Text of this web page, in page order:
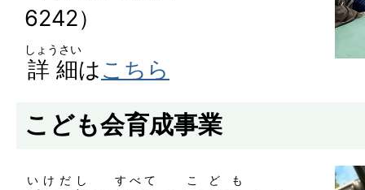
6242）
詳細
しょうさい
はこちら
こども会育成事業
いけだし すべて こども